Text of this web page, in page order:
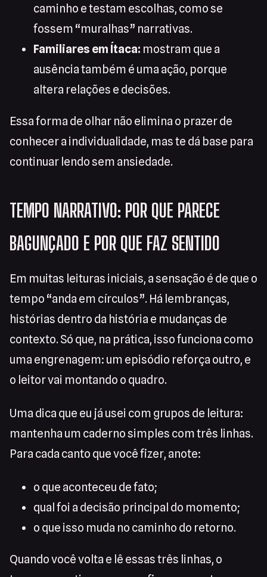
caminho e testam escolhas, como se
fossem “muralhas” narrativas.
Familiares em Ítaca: mostram que a
ausência também é uma ação, porque
altera relações e decisões.
Essa forma de olhar não elimina o prazer de
conhecer a individualidade, mas te dá base para
continuar lendo sem ansiedade.
TEMPO NARRATIVO: POR QUE PARECE
BAGUNÇADO E POR QUE FAZ SENTIDO
Em muitas leituras iniciais, a sensação é de que o
tempo “anda em círculos”. Há lembranças,
histórias dentro da história e mudanças de
contexto. Só que, na prática, isso funciona como
uma engrenagem: um episódio reforça outro, e
o leitor vai montando o quadro.
Uma dica que eu já usei com grupos de leitura:
mantenha um caderno simples com três linhas.
Para cada canto que você fizer, anote:
o que aconteceu de fato;
qual foi a decisão principal do momento;
o que isso muda no caminho do retorno.
Quando você volta e lê essas três linhas, o